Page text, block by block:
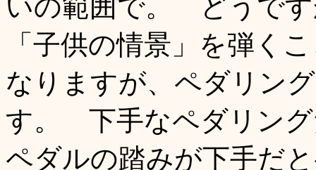
いの範囲で。 どうで
「子供の情景」を弾く
なりますが、ペダリン
す。 下手なペダリン
ペダルの踏みが下手だ